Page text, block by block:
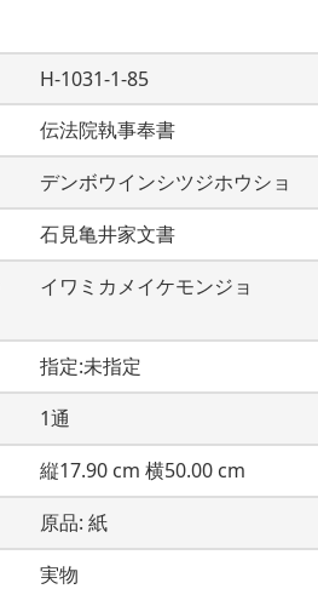
H-1031-1-85
伝法院執事奉書
デンボウインシツジホウショ
石見亀井家文書
イワミカメイケモンジョ
指定:未指定
1通
縦17.90 cm 横50.00 cm
原品: 紙
実物